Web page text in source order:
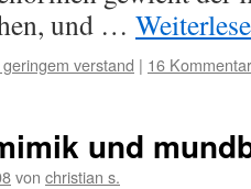
und …
verstand | 16
und
von christian s.